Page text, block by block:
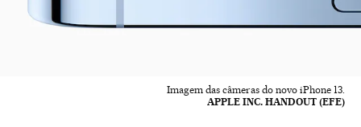
Imagem das câmeras do novo iPhone 13.
APPLE INC. HANDOUT (EFE)